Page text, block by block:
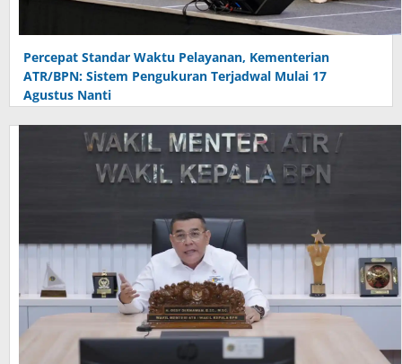
Percepat Standar Waktu Pelayanan, Kementerian
ATR/BPN: Sistem Pengukuran Terjadwal Mulai 17
Agustus Nanti